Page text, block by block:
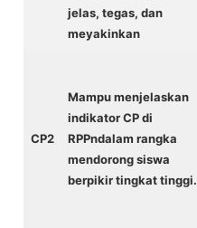
jelas, tegas, dan
meyakinkan
CP2
Mampu menjelaskan
indikator CP di
RPPndalam rangka
mendorong siswa
berpikir tingkat tinggi.